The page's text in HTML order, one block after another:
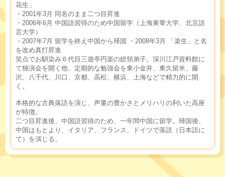
花生」
・2001年3月 同名のまま二つ目昇進
・2006年6月 中国語習得のため中国留学（上海東華大学、北京語
言大学）
・2007年7月 留学を終え中国から帰国 ・2008年3月 「楽生」と名
を改め真打昇進
笑点でお馴染み６代目三遊亭円楽の総領弟子。深川江戸資料館に
て独演会を開く他、定期的な勉強会を東小金井、東久留米、藤
沢、八千代、川口、京都、高松、横浜、上海などで精力的に開
く。
本格的な古典落語を演じ、声量の豊かさとメリハリの利いた高座
が特徴。
二つ目昇進後、中国語習得のため、一年間中国に留学。帰国後、
中国はもとより、イタリア、フランス、ドイツで落語（日本語に
て）を演じる。